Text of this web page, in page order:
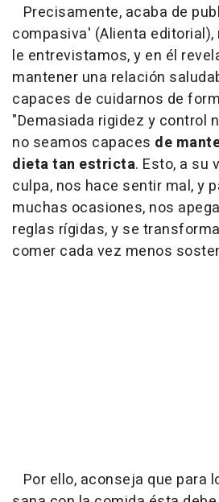
Precisamente, acaba de
compasiva' (Alienta editorial),
le entrevistamos, y en él
mantener una relación
capaces de cuidarnos de
"Demasiada rigidez y control
no seamos capaces de
dieta tan estricta. Esto, a su
culpa, nos hace sentir mal, y
muchas ocasiones, nos
reglas rígidas, y se
comer cada vez menos
Por ello, aconseja que para